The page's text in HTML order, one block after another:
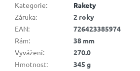
Kategorie:
Rakety
Záruka:
2 roky
EAN:
726423385974
Rám:
38 mm
Vyvážení:
270.0
Hmotnost:
345 g